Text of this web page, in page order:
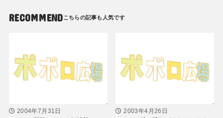
RECOMMEND
2004年7月31日 2003年4月26日